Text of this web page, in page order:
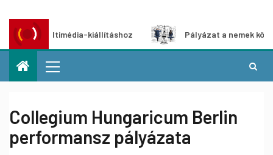
multimédia-kiállításhoz Pályázat a nemek közötti
Collegium Hungaricum Berlin
performansz pályázata